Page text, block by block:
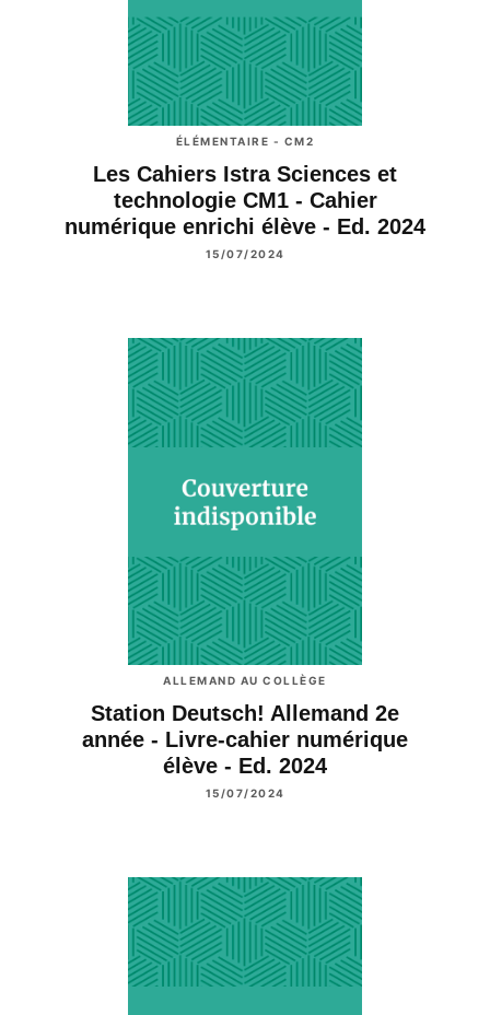
ÉLÉMENTAIRE - CM2
Les Cahiers Istra Sciences et
technologie CM1 - Cahier
numérique enrichi élève - Ed. 2024
15/07/2024
ALLEMAND AU COLLÈGE
Station Deutsch! Allemand 2e
année - Livre-cahier numérique
élève - Ed. 2024
15/07/2024